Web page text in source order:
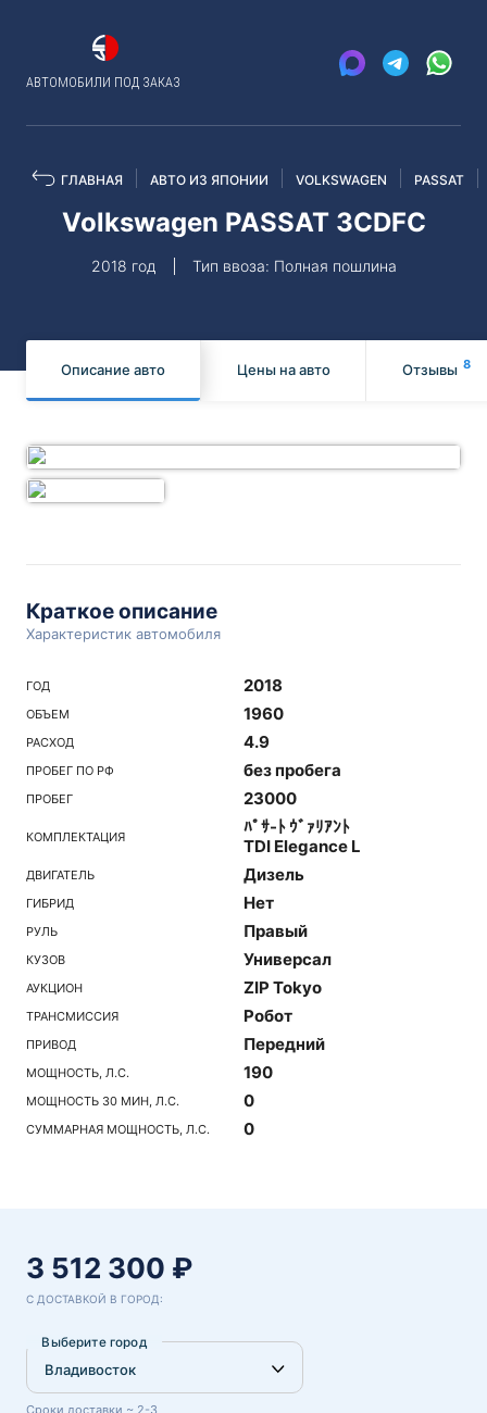
АВТОМОБИЛИ ПОД ЗАКАЗ
ГЛАВНАЯ АВТО ИЗ ЯПОНИИ VOLKSWAGEN PASSAT
Volkswagen PASSAT 3CDFC
2018 год Тип ввоза: Полная пошлина
Описание авто Цены на авто Отзывы 8
Краткое описание
Характеристик автомобиля
ГОД 2018
ОБЪЕМ 1960
РАСХОД 4.9
ПРОБЕГ ПО РФ без пробега
ПРОБЕГ 23000
КОМПЛЕКТАЦИЯ
ﾊﾟｻ-ﾄ ｳﾞｧﾘｱﾝﾄ
TDI Elegance L
ДВИГАТЕЛЬ Дизель
ГИБРИД Нет
РУЛЬ Правый
КУЗОВ Универсал
АУКЦИОН ZIP Tokyo
ТРАНСМИССИЯ Робот
ПРИВОД Передний
МОЩНОСТЬ, Л.С. 190
МОЩНОСТЬ 30 МИН, Л.С. 0
СУММАРНАЯ МОЩНОСТЬ, Л.С. 0
3 512 300 ₽
С ДОСТАВКОЙ В ГОРОД:
Выберите город
Сроки доставки ~ 2-3